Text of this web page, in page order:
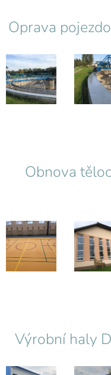
Oprava
Obnova
Výrobní haly